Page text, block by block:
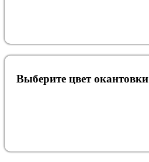
Выберите цвет окантовки